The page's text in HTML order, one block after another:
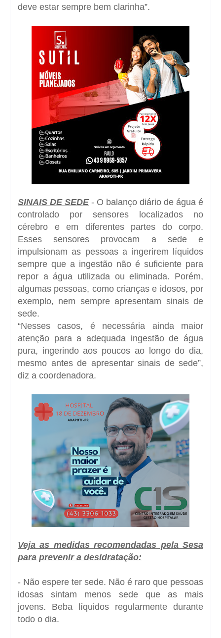
deve estar sempre bem clarinha”.
SINAIS DE SEDE- O balanço diário de água é
controlado por sensores localizados no
cérebro e em diferentes partes do corpo.
Esses sensores provocam a sede e
impulsionam as pessoas a ingerirem líquidos
sempre que a ingestão não é suficiente para
repor a água utilizada ou eliminada. Porém,
algumas pessoas, como crianças e idosos, por
exemplo, nem sempre apresentam sinais de
sede.
“Nesses casos, é necessária ainda maior
atenção para a adequada ingestão de água
pura, ingerindo aos poucos ao longo do dia,
mesmo antes de apresentar sinais de sede”,
diz a coordenadora.
Veja as medidas recomendadas pela Sesa
para prevenir a desidratação:
- Não espere ter sede. Não é raro que pessoas
idosas sintam menos sede que as mais
jovens. Beba líquidos regularmente durante
todo o dia.